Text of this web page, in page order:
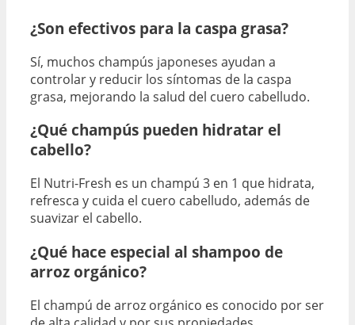
¿Son efectivos para la caspa grasa?
Sí, muchos champús japoneses ayudan a
controlar y reducir los síntomas de la caspa
grasa, mejorando la salud del cuero cabelludo.
¿Qué champús pueden hidratar el
cabello?
El Nutri-Fresh es un champú 3 en 1 que hidrata,
refresca y cuida el cuero cabelludo, además de
suavizar el cabello.
¿Qué hace especial al shampoo de
arroz orgánico?
El champú de arroz orgánico es conocido por ser